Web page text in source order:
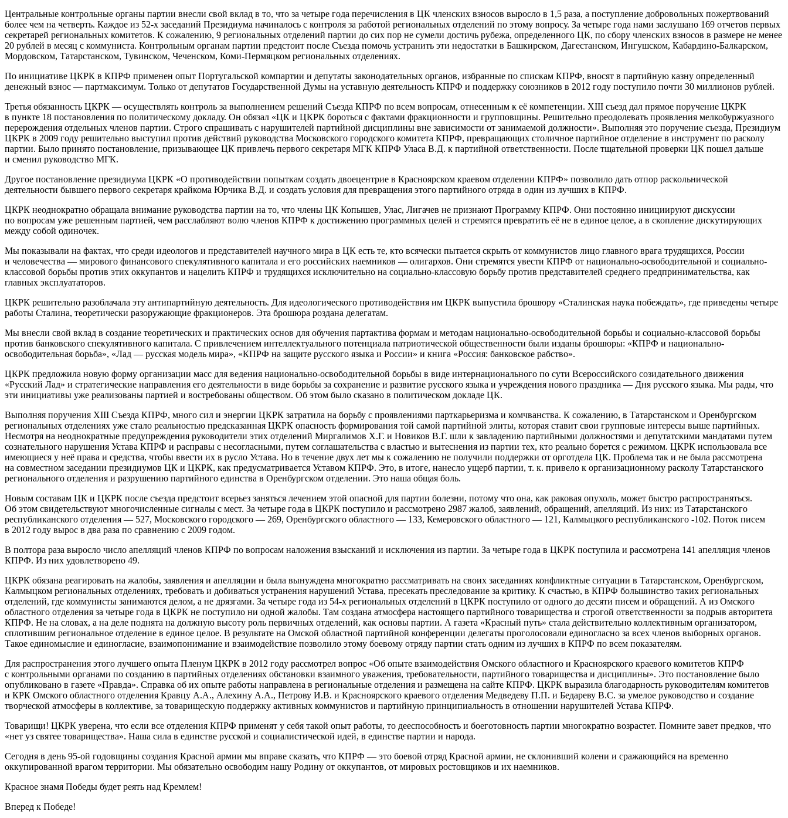
Центральные контрольные органы партии внесли свой вклад в то, что за четыре года перечисления в ЦК членских взносов выросло в 1,5 раза, а поступление добровольных пожертвований
более чем на четверть. Каждое из 52-х заседаний Президиума начиналось с контроля за работой региональных отделений по этому вопросу. За четыре года нами заслушано 169 отчетов первых
секретарей региональных комитетов. К сожалению, 9 региональных отделений партии до сих пор не сумели достичь рубежа, определенного ЦК, по сбору членских взносов в размере не менее
20 рублей в месяц с коммуниста. Контрольным органам партии предстоит после Съезда помочь устранить эти недостатки в Башкирском, Дагестанском, Ингушском, Кабардино-Балкарском,
Мордовском, Татарстанском, Тувинском, Чеченском, Коми-Пермяцком региональных отделениях.
По инициативе ЦКРК в КПРФ применен опыт Португальской компартии и депутаты законодательных органов, избранные по спискам КПРФ, вносят в партийную казну определенный
денежный взнос — партмаксимум. Только от депутатов Государственной Думы на уставную деятельность КПРФ и поддержку союзников в 2012 году поступило почти 30 миллионов рублей.
Третья обязанность ЦКРК — осуществлять контроль за выполнением решений Съезда КПРФ по всем вопросам, отнесенным к её компетенции. XIII съезд дал прямое поручение ЦКРК
в пункте 18 постановления по политическому докладу. Он обязал «ЦК и ЦКРК бороться с фактами фракционности и групповщины. Решительно преодолевать проявления мелкобуржуазного
перерождения отдельных членов партии. Строго спрашивать с нарушителей партийной дисциплины вне зависимости от занимаемой должности». Выполняя это поручение съезда, Президиум
ЦКРК в 2009 году решительно выступил против действий руководства Московского городского комитета КПРФ, превращающих столичное партийное отделение в инструмент по расколу
партии. Было принято постановление, призывающее ЦК привлечь первого секретаря МГК КПРФ Уласа В.Д. к партийной ответственности. После тщательной проверки ЦК пошел дальше
и сменил руководство МГК.
Другое постановление президиума ЦКРК «О противодействии попыткам создать двоецентрие в Красноярском краевом отделении КПРФ» позволило дать отпор раскольнической
деятельности бывшего первого секретаря крайкома Юрчика В.Д. и создать условия для превращения этого партийного отряда в один из лучших в КПРФ.
ЦКРК неоднократно обращала внимание руководства партии на то, что члены ЦК Копышев, Улас, Лигачев не признают Программу КПРФ. Они постоянно инициируют дискуссии
по вопросам уже решенным партией, чем расслабляют волю членов КПРФ к достижению программных целей и стремятся превратить её не в единое целое, а в скопление дискутирующих
между собой одиночек.
Мы показывали на фактах, что среди идеологов и представителей научного мира в ЦК есть те, кто всячески пытается скрыть от коммунистов лицо главного врага трудящихся, России
и человечества — мирового финансового спекулятивного капитала и его российских наемников — олигархов. Они стремятся увести КПРФ от национально-освободительной и социально-
классовой борьбы против этих оккупантов и нацелить КПРФ и трудящихся исключительно на социально-классовую борьбу против представителей среднего предпринимательства, как
главных эксплуататоров.
ЦКРК решительно разоблачала эту антипартийную деятельность. Для идеологического противодействия им ЦКРК выпустила брошюру «Сталинская наука побеждать», где приведены четыре
работы Сталина, теоретически разоружающие фракционеров. Эта брошюра роздана делегатам.
Мы внесли свой вклад в создание теоретических и практических основ для обучения партактива формам и методам национально-освободительной борьбы и социально-классовой борьбы
против банковского спекулятивного капитала. С привлечением интеллектуального потенциала патриотической общественности были изданы брошюры: «КПРФ и национально-
освободительная борьба», «Лад — русская модель мира», «КПРФ на защите русского языка и России» и книга «Россия: банковское рабство».
ЦКРК предложила новую форму организации масс для ведения национально-освободительной борьбы в виде интернационального по сути Всероссийского созидательного движения
«Русский Лад» и стратегические направления его деятельности в виде борьбы за сохранение и развитие русского языка и учреждения нового праздника — Дня русского языка. Мы рады, что
эти инициативы уже реализованы партией и востребованы обществом. Об этом было сказано в политическом докладе ЦК.
Выполняя поручения XIII Съезда КПРФ, много сил и энергии ЦКРК затратила на борьбу с проявлениями парткарьеризма и комчванства. К сожалению, в Татарстанском и Оренбургском
региональных отделениях уже стало реальностью предсказанная ЦКРК опасность формирования той самой партийной элиты, которая ставит свои групповые интересы выше партийных.
Несмотря на неоднократные предупреждения руководители этих отделений Миргалимов Х.Г. и Новиков В.Г. шли к завладению партийными должностями и депутатскими мандатами путем
сознательного нарушения Устава КПРФ и расправы с несогласными, путем соглашательства с властью и вытеснения из партии тех, кто реально борется с режимом. ЦКРК использовала все
имеющиеся у неё права и средства, чтобы ввести их в русло Устава. Но в течение двух лет мы к сожалению не получили поддержки от орготдела ЦК. Проблема так и не была рассмотрена
на совместном заседании президиумов ЦК и ЦКРК, как предусматривается Уставом КПРФ. Это, в итоге, нанесло ущерб партии, т. к. привело к организационному расколу Татарстанского
регионального отделения и разрушению партийного единства в Оренбургском отделении. Это наша общая боль.
Новым составам ЦК и ЦКРК после съезда предстоит всерьез заняться лечением этой опасной для партии болезни, потому что она, как раковая опухоль, может быстро распространяться.
Об этом свидетельствуют многочисленные сигналы с мест. За четыре года в ЦКРК поступило и рассмотрено 2987 жалоб, заявлений, обращений, апелляций. Из них: из Татарстанского
республиканского отделения — 527, Московского городского — 269, Оренбургского областного — 133, Кемеровского областного — 121, Калмыцкого республиканского -102. Поток писем
в 2012 году вырос в два раза по сравнению с 2009 годом.
В полтора раза выросло число апелляций членов КПРФ по вопросам наложения взысканий и исключения из партии. За четыре года в ЦКРК поступила и рассмотрена 141 апелляция членов
КПРФ. Из них удовлетворено 49.
ЦКРК обязана реагировать на жалобы, заявления и апелляции и была вынуждена многократно рассматривать на своих заседаниях конфликтные ситуации в Татарстанском, Оренбургском,
Калмыцком региональных отделениях, требовать и добиваться устранения нарушений Устава, пресекать преследование за критику. К счастью, в КПРФ большинство таких региональных
отделений, где коммунисты занимаются делом, а не дрязгами. За четыре года из 54-х региональных отделений в ЦКРК поступило от одного до десяти писем и обращений. А из Омского
областного отделения за четыре года в ЦКРК не поступило ни одной жалобы. Там создана атмосфера настоящего партийного товарищества и строгой ответственности за подрыв авторитета
КПРФ. Не на словах, а на деле поднята на должную высоту роль первичных отделений, как основы партии. А газета «Красный путь» стала действительно коллективным организатором,
сплотившим региональное отделение в единое целое. В результате на Омской областной партийной конференции делегаты проголосовали единогласно за всех членов выборных органов.
Такое единомыслие и единогласие, взаимопонимание и взаимодействие позволило этому боевому отряду партии стать одним из лучших в КПРФ по всем показателям.
Для распространения этого лучшего опыта Пленум ЦКРК в 2012 году рассмотрел вопрос «Об опыте взаимодействия Омского областного и Красноярского краевого комитетов КПРФ
с контрольными органами по созданию в партийных отделениях обстановки взаимного уважения, требовательности, партийного товарищества и дисциплины». Это постановление было
опубликовано в газете «Правда». Справка об их опыте работы направлена в региональные отделения и размещена на сайте КПРФ. ЦКРК выразила благодарность руководителям комитетов
и КРК Омского областного отделения Кравцу А.А., Алехину А.А., Петрову И.В. и Красноярского краевого отделения Медведеву П.П. и Бедареву В.С. за умелое руководство и создание
творческой атмосферы в коллективе, за товарищескую поддержку активных коммунистов и партийную принципиальность в отношении нарушителей Устава КПРФ.
Товарищи! ЦКРК уверена, что если все отделения КПРФ применят у себя такой опыт работы, то дееспособность и боеготовность партии многократно возрастет. Помните завет предков, что
«нет уз святее товарищества». Наша сила в единстве русской и социалистической идей, в единстве партии и народа.
Сегодня в день 95-ой годовщины создания Красной армии мы вправе сказать, что КПРФ — это боевой отряд Красной армии, не склонивший колени и сражающийся на временно
оккупированной врагом территории. Мы обязательно освободим нашу Родину от оккупантов, от мировых ростовщиков и их наемников.
Красное знамя Победы будет реять над Кремлем!
Вперед к Победе!